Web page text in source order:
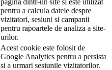
pagina dintr-un site si este utilizat
pentru a calcula datele despre
vizitatori, sesiuni si campanii
pentru rapoartele de analiza a site-
urilor.
Acest cookie este folosit de
Google Analytics pentru a persista
si a urmari sesiunile vizitatorilor.